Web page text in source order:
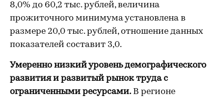
8,0% до 60,2 тыс. рублей, величина
прожиточного минимума установлена в
размере 20,0 тыс. рублей, отношение данных
показателей составит 3,0.
Умеренно низкий уровень демографического
развития и развитый рынок труда с
ограниченными ресурсами. В регионе